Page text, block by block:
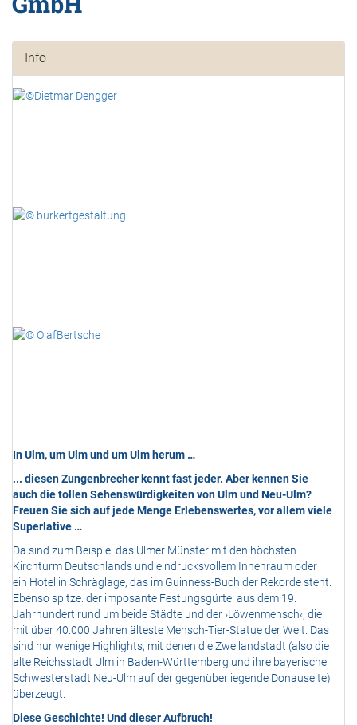
Info
In Ulm, um Ulm und um Ulm herum …
... diesen Zungenbrecher kennt fast jeder. Aber kennen Sie
auch die tollen Sehenswürdigkeiten von Ulm und Neu-Ulm?
Freuen Sie sich auf jede Menge Erlebenswertes, vor allem viele
Superlative …
Da sind zum Beispiel das Ulmer Münster mit den höchsten
Kirchturm Deutschlands und eindrucksvollem Innenraum oder
ein Hotel in Schräglage, das im Guinness-Buch der Rekorde steht.
Ebenso spitze: der imposante Festungsgürtel aus dem 19.
Jahrhundert rund um beide Städte und der ›Löwenmensch‹, die
mit über 40.000 Jahren älteste Mensch-Tier-Statue der Welt. Das
sind nur wenige Highlights, mit denen die Zweilandstadt (also die
alte Reichsstadt Ulm in Baden-Württemberg und ihre bayerische
Schwesterstadt Neu-Ulm auf der gegenüberliegende Donauseite)
überzeugt.
Diese Geschichte! Und dieser Aufbruch!